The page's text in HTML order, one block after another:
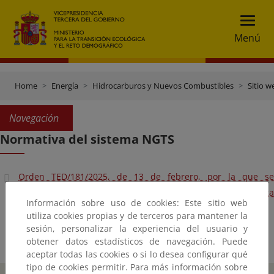
Menú
Home Energía Hidrocarburos y Nuevos Combustibles Sitio
Navegación
Normativa del sistema NGTS
Orden TED/181/2025, de 13 de febrero, por la que se
aprueban las Normas de Gestión Técnica del Sistema Gasista
de competencia ministerial
Información sobre uso de cookies: Este sitio web
utiliza cookies propias y de terceros para mantener la
sesión, personalizar la experiencia del usuario y
obtener datos estadísticos de navegación. Puede
aceptar todas las cookies o si lo desea configurar qué
tipo de cookies permitir. Para más información sobre